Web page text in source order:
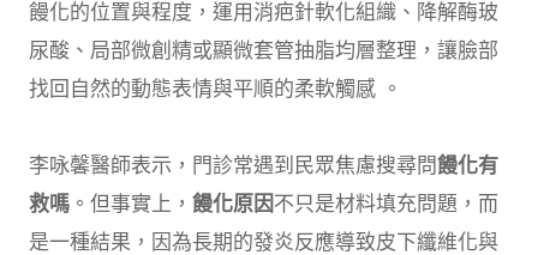
饅化的位置與程度，運用消疤針軟化組織、降解酶玻
尿酸、局部微創精或顯微套管抽脂均層整理，讓臉部
找回自然的動態表情與平順的柔軟觸感 。
李咏馨醫師表示，門診常遇到民眾焦慮搜尋問饅化有
救嗎 。但事實上， 饅化原因不只是材料填充問題，而
是一種結果，因為長期的發炎反應導致皮下纖維化與